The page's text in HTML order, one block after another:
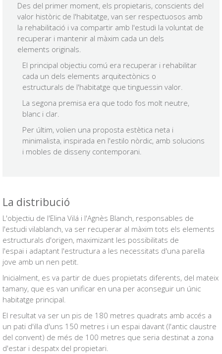
Des del primer moment, els propietaris, conscients del
valor històric de l'habitatge, van ser respectuosos amb
la rehabilitació i va compartir amb l'estudi la voluntat de
recuperar i mantenir al màxim cada un dels
elements originals.
El principal objectiu comú era recuperar i rehabilitar
cada un dels elements arquitectònics o
estructurals de l'habitatge que tinguessin valor.
La segona premisa era que todo fos molt neutre,
blanc i clar.
Per últim, volien una proposta estètica neta i
minimalista, inspirada en l'estilo nòrdic, amb solucions
i mobles de disseny contemporani.
La distribució
L'objectiu de l'Elina Vilá i l'Agnès Blanch, responsables de
l'estudi vilablanch, va ser recuperar al màxim tots els elements
estructurals d'origen, maximizant les possibilitats de
l'espai i adaptant l'estructura a les necessitats d'una parella
jove amb un nen petit.
Inicialment, es va partir de dues propietats diferents, del mateix
tamany, que es van unificar en una per aconseguir un únic
habitatge principal.
El resultat va ser un pis de 180 metres quadrats amb accés a
un pati d'illa d'uns 150 metres i un espai davant (l'antic claustre
del convent) de més de 100 metres que seria destinat a zona
d'estar i despatx del propietari.